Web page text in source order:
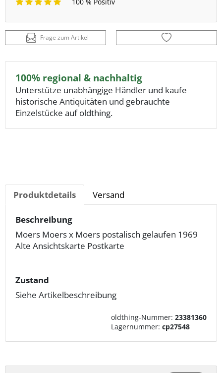
100 % Positiv
Frage zum Artikel
100% regional & nachhaltig
Unterstütze unabhängige Händler und kaufe
historische Antiquitäten und gebrauchte
Einzelstücke auf oldthing.
Produktdetails Versand
Beschreibung
Moers Moers x Moers postalisch gelaufen 1969
Alte Ansichtskarte Postkarte
Zustand
Siehe Artikelbeschreibung
oldthing-Nummer: 23381360
Lagernummer: cp27548